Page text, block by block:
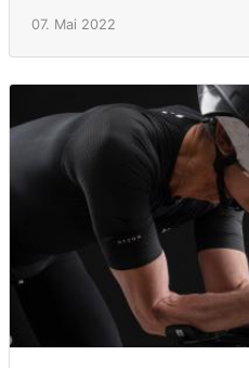
07. Mai 2022